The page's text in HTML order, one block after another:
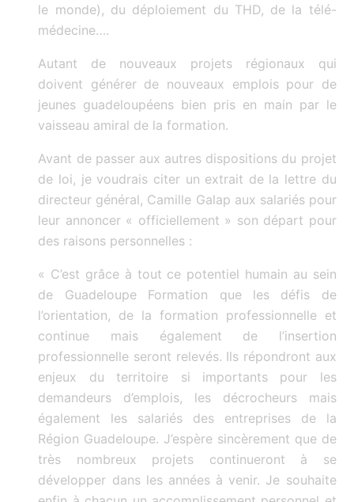
le monde), du déploiement du THD, de la télé-
médecine….
Autant de nouveaux projets régionaux qui
doivent générer de nouveaux emplois pour de
jeunes guadeloupéens bien pris en main par le
vaisseau amiral de la formation.
Avant de passer aux autres dispositions du projet
de loi, je voudrais citer un extrait de la lettre du
directeur général, Camille Galap aux salariés pour
leur annoncer « officiellement » son départ pour
des raisons personnelles :
« C’est grâce à tout ce potentiel humain au sein
de Guadeloupe Formation que les défis de
l’orientation, de la formation professionnelle et
continue mais également de l’insertion
professionnelle seront relevés. Ils répondront aux
enjeux du territoire si importants pour les
demandeurs d’emplois, les décrocheurs mais
également les salariés des entreprises de la
Région Guadeloupe. J’espère sincèrement que de
très nombreux projets continueront à se
développer dans les années à venir. Je souhaite